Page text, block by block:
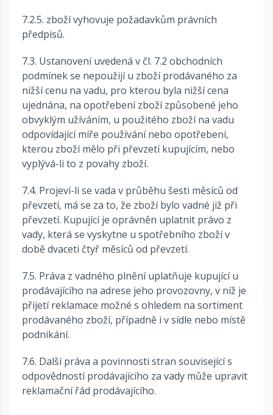
7.2.5. zboží vyhovuje požadavkům právních
předpisů.
7.3. Ustanovení uvedená v čl. 7.2 obchodních
podmínek se nepoužijí u zboží prodávaného za
nižší cenu na vadu, pro kterou byla nižší cena
ujednána, na opotřebení zboží způsobené jeho
obvyklým užíváním, u použitého zboží na vadu
odpovídající míře používání nebo opotřebení,
kterou zboží mělo při převzetí kupujícím, nebo
vyplývá-li to z povahy zboží.
7.4. Projeví-li se vada v průběhu šesti měsíců od
převzetí, má se za to, že zboží bylo vadné již při
převzetí. Kupující je oprávněn uplatnit právo z
vady, která se vyskytne u spotřebního zboží v
době dvaceti čtyř měsíců od převzetí.
7.5. Práva z vadného plnění uplatňuje kupující u
prodávajícího na adrese jeho provozovny, v níž je
přijetí reklamace možné s ohledem na sortiment
prodávaného zboží, případně i v sídle nebo místě
podnikání.
7.6. Další práva a povinnosti stran související s
odpovědností prodávajícího za vady může upravit
reklamační řád prodávajícího.